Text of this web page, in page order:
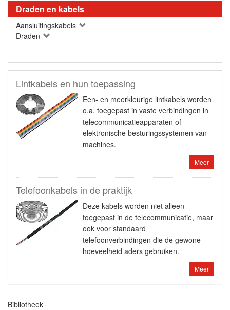
Draden en kabels
Aansluitingskabels
Draden
Lintkabels en hun toepassing
Een- en meerkleurige lintkabels worden
o.a. toegepast in vaste verbindingen in
telecommunicatieapparaten of
elektronische besturingssystemen van
machines.
Meer
Telefoonkabels in de praktijk
Deze kabels worden niet alleen
toegepast in de telecommunicatie, maar
ook voor standaard
telefoonverbindingen die de gewone
hoeveelheid aders gebruiken.
Meer
Bibliotheek